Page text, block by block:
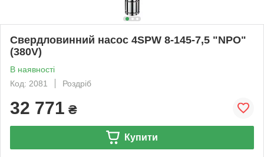
Свердловинний насос 4SPW 8-145-7,5 "NPO"
(380V)
В наявності
Код: 2081
Роздріб
32 771 ₴
Купити